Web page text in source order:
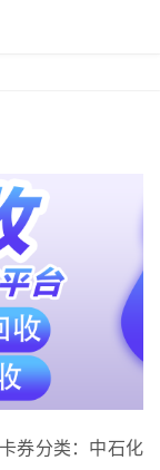
券分类：中石化